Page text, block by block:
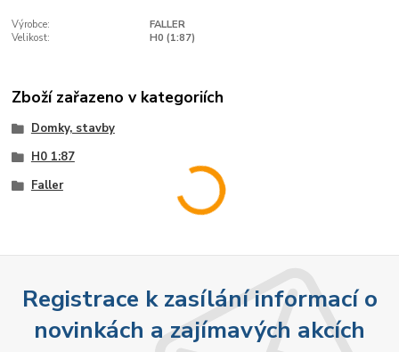
Výrobce:
FALLER
Velikost:
H0 (1:87)
Zboží zařazeno v kategoriích
Domky, stavby
H0 1:87
Faller
Registrace k zasílání informací o
novinkách a zajímavých akcích